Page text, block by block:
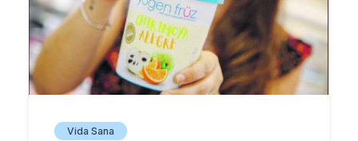
Vida Sana